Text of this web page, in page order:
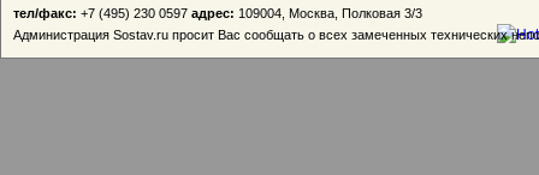
тел/факс: +7 (495) 230 0597 адрес: 109004, Москва, Полковая 3/3
Администрация Sostav.ru просит Вас сообщать о всех замеченных технических